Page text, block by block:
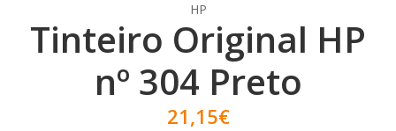
HP
Tinteiro Original HP
nº 304 Preto
21,15€